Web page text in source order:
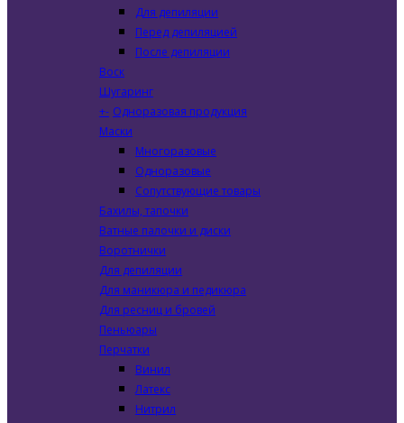
Для депиляции
Перед депиляцией
После депиляции
Воск
Шугаринг
+- Одноразовая продукция
Маски
Многоразовые
Одноразовые
Сопутствующие товары
Бахилы, тапочки
Ватные палочки и диски
Воротнички
Для депиляции
Для маникюра и педикюра
Для ресниц и бровей
Пеньюары
Перчатки
Винил
Латекс
Нитрил